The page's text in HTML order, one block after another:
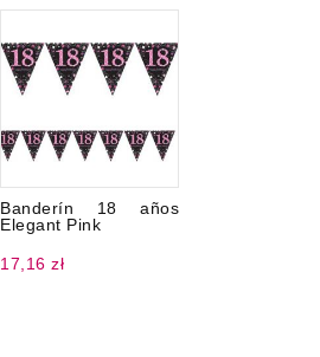
Banderín 18 años
Elegant Pink
17,16 zł